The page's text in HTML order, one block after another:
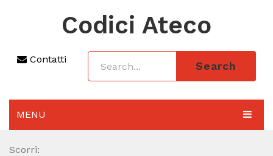
Codici Ateco
Contatti
Search
MENU
AGGIORNAMENTO 2025
Scorri: